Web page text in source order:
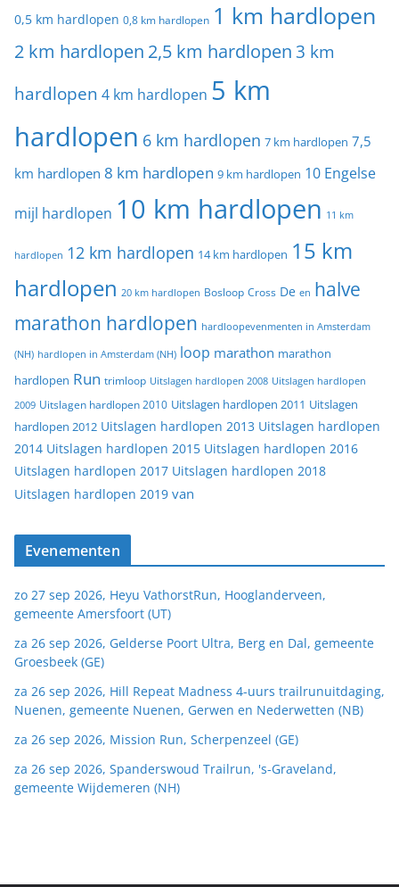
0,5 km hardlopen 0,8 km hardlopen 1 km hardlopen
2 km hardlopen 2,5 km hardlopen 3 km
hardlopen 4 km hardlopen 5 km
hardlopen 6 km hardlopen 7 km hardlopen 7,5
km hardlopen 8 km hardlopen 9 km hardlopen 10 Engelse
mijl hardlopen 10 km hardlopen 11 km
hardlopen 12 km hardlopen 14 km hardlopen 15 km
hardlopen 20 km hardlopen Bosloop Cross De en halve
marathon hardlopen hardloopevenmenten in Amsterdam
(NH) hardlopen in Amsterdam (NH) loop marathon marathon
hardlopen Run trimloop Uitslagen hardlopen 2008 Uitslagen hardlopen
2009 Uitslagen hardlopen 2010 Uitslagen hardlopen 2011 Uitslagen
hardlopen 2012 Uitslagen hardlopen 2013 Uitslagen hardlopen
2014 Uitslagen hardlopen 2015 Uitslagen hardlopen 2016
Uitslagen hardlopen 2017 Uitslagen hardlopen 2018
Uitslagen hardlopen 2019 van
Evenementen
zo 27 sep 2026, Heyu VathorstRun, Hooglanderveen,
gemeente Amersfoort (UT)
za 26 sep 2026, Gelderse Poort Ultra, Berg en Dal, gemeente
Groesbeek (GE)
za 26 sep 2026, Hill Repeat Madness 4-uurs trailrunuitdaging,
Nuenen, gemeente Nuenen, Gerwen en Nederwetten (NB)
za 26 sep 2026, Mission Run, Scherpenzeel (GE)
za 26 sep 2026, Spanderswoud Trailrun, 's-Graveland,
gemeente Wijdemeren (NH)